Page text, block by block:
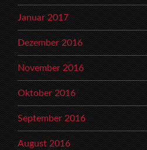
Januar 2017
Dezember 2016
November 2016
Oktober 2016
September 2016
August 2016